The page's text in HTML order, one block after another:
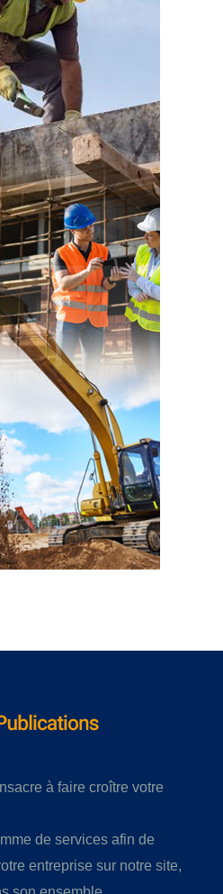
à faire croître votre
de services afin de
entreprise sur notre site,